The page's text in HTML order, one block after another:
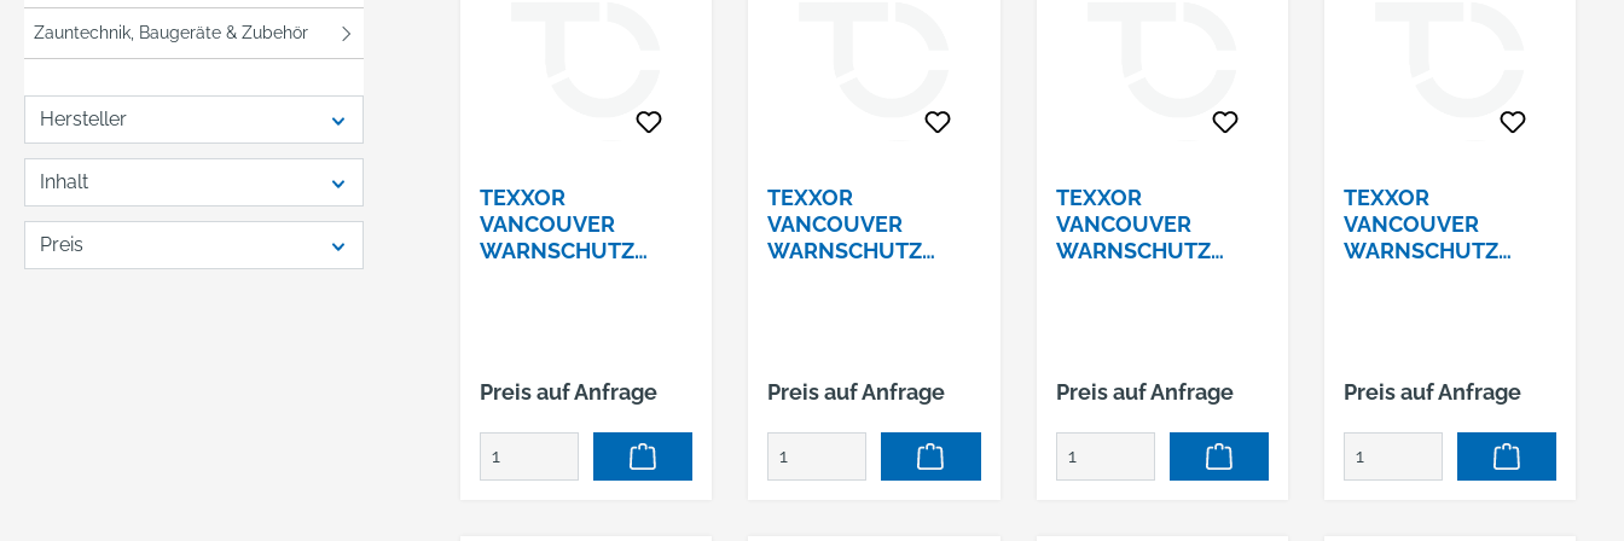
Zauntechnik, Baugeräte & Zubehör
Hersteller
Inhalt
Preis
TEXXOR
VANCOUVER
WARNSCHUTZ
Preis auf Anfrage
TEXXOR
VANCOUVER
WARNSCHUTZ
Preis auf Anfrage
TEXXOR
VANCOUVER
WARNSCHUTZ
Preis auf Anfrage
TEXXOR
VANCOUVER
WARNSCHUTZ
Preis auf Anfrage